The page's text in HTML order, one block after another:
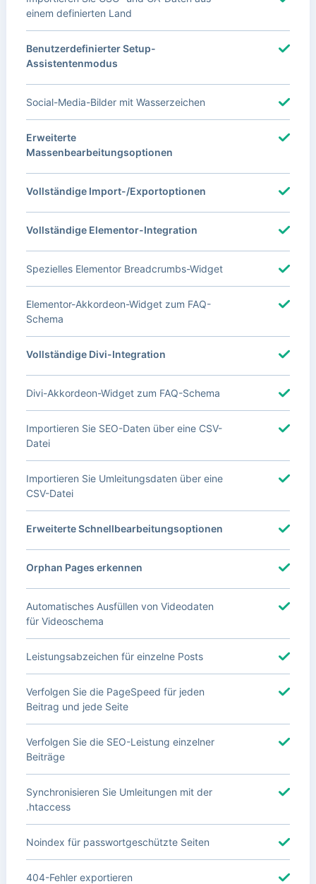
einem definierten Land
Benutzerdefinierter Setup-
Assistentenmodus
Social-Media-Bilder mit Wasserzeichen
Erweiterte
Massenbearbeitungsoptionen
Vollständige Import-/Exportoptionen
Vollständige Elementor-Integration
Spezielles Elementor Breadcrumbs-Widget
Elementor-Akkordeon-Widget zum FAQ-
Schema
Vollständige Divi-Integration
Divi-Akkordeon-Widget zum FAQ-Schema
Importieren Sie SEO-Daten über eine CSV-
Datei
Importieren Sie Umleitungsdaten über eine
CSV-Datei
Erweiterte Schnellbearbeitungsoptionen
Orphan Pages erkennen
Automatisches Ausfüllen von Videodaten
für Videoschema
Leistungsabzeichen für einzelne Posts
Verfolgen Sie die PageSpeed für jeden
Beitrag und jede Seite
Verfolgen Sie die SEO-Leistung einzelner
Beiträge
Synchronisieren Sie Umleitungen mit der
.htaccess
Noindex für passwortgeschützte Seiten
404-Fehler exportieren